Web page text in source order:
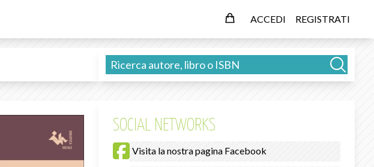
ACCEDI REGISTRATI
SOCIAL NETWORKS
Visita la nostra pagina Facebook